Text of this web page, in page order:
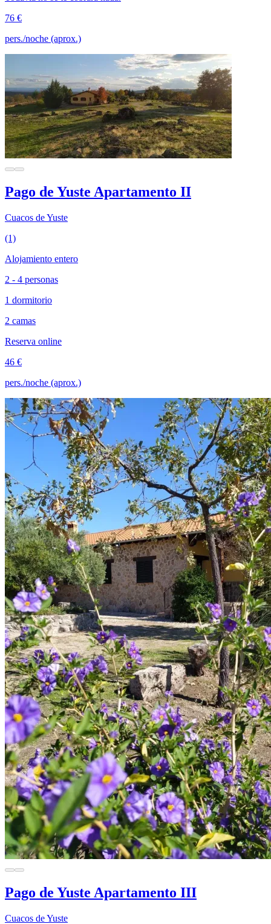
76 €
pers./noche (aprox.)
Pago de Yuste Apartamento II
Cuacos de Yuste
(1)
Alojamiento entero
2 - 4 personas
1 dormitorio
2 camas
Reserva online
46 €
pers./noche (aprox.)
Pago de Yuste Apartamento III
Cuacos de Yuste